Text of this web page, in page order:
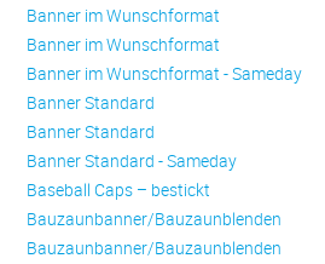
Banner im Wunschformat
Banner im Wunschformat
Banner im Wunschformat - Sameday
Banner Standard
Banner Standard
Banner Standard - Sameday
Baseball Caps – bestickt
Bauzaunbanner/Bauzaunblenden
Bauzaunbanner/Bauzaunblenden